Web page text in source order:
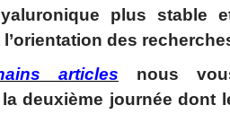
plus stable
l’orientation des
articles nous
deuxième journée dont